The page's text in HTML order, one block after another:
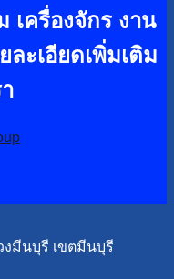
เครื่องจักร งาน
ละเอียดเพิ่มเติม
มีนบุรี เขตมีนบุรี